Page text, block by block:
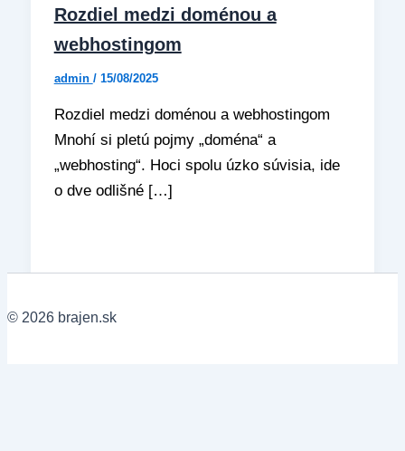
Rozdiel medzi doménou a
webhostingom
admin / 15/08/2025
Rozdiel medzi doménou a webhostingom
Mnohí si pletú pojmy „doména“ a
„webhosting“. Hoci spolu úzko súvisia, ide
o dve odlišné […]
© 2026 brajen.sk